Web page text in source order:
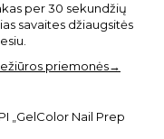
per 30 sekundžių
savaites džiaugsitės
priemonės→
„GelColor Nail Prep